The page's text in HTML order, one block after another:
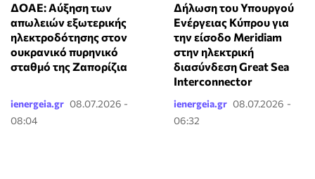
ΔΟΑΕ: Αύξηση των
απωλειών εξωτερικής
ηλεκτροδότησης στον
ουκρανικό πυρηνικό
σταθμό της Ζαπορίζια
ienergeia.gr 08.07.2026 -
08:04
Δήλωση του Υπουργού
Ενέργειας Κύπρου για
την είσοδο Meridiam
στην ηλεκτρική
διασύνδεση Great Sea
Interconnector
ienergeia.gr 08.07.2026 -
06:32